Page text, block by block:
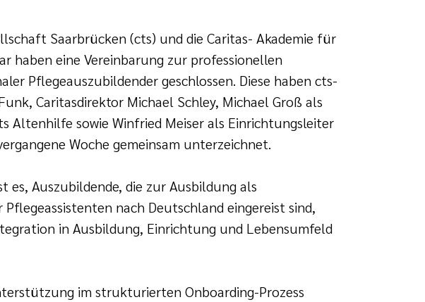
Saarbrücken (cts) und die Caritas- Akademie für
haben eine Vereinbarung zur professionellen
Pflegeauszubildender geschlossen. Diese haben cts-
Caritasdirektor Michael Schley, Michael Groß als
Altenhilfe sowie Winfried Meiser als Einrichtungsleiter
Woche gemeinsam unterzeichnet.
es, Auszubildende, die zur Ausbildung als
nach Deutschland eingereist sind,
in Ausbildung, Einrichtung und Lebensumfeld
im strukturierten Onboarding-Prozess